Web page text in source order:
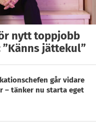
nytt toppjobb
jättekul”
går vidare
– tänker nu starta eget